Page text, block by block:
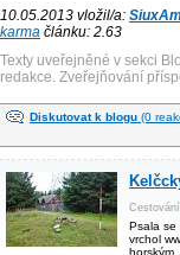
10.05.2013 vložil/a:
karma článku: 2.63
Texty uveřejněné v sekci
redakce. Zveřejňování
Diskutovat k blogu (0
Cestování
Psala se
vrchol